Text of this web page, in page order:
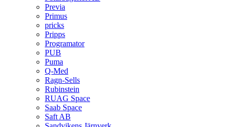
Previa
Primus
pricks
Pripps
Programator
PUB
Puma
Q‑Med
Ragn-Sells
Rubinstein
RUAG Space
Saab Space
Saft AB